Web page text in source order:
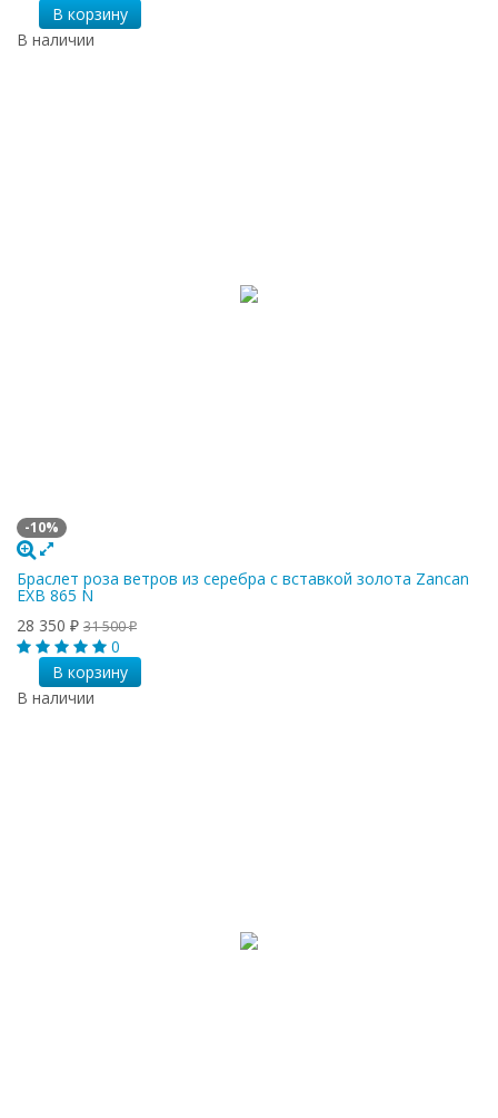
В корзину
В наличии
-10%
Браслет роза ветров из серебра с вставкой золота Zancan
EXB 865 N
28 350 ₽ 31 500₽
0
В корзину
В наличии